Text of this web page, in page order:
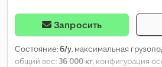
Запросить
Состояние:б/у, максимальная
общий вес: 36 000 кг , конфигурация